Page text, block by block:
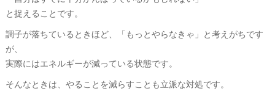
と捉えることです。
調子が落ちているときほど、「もっとやらなきゃ」と考えがちです
が、
実際にはエネルギーが減っている状態です。
そんなときは、やることを減らすことも立派な対処です。